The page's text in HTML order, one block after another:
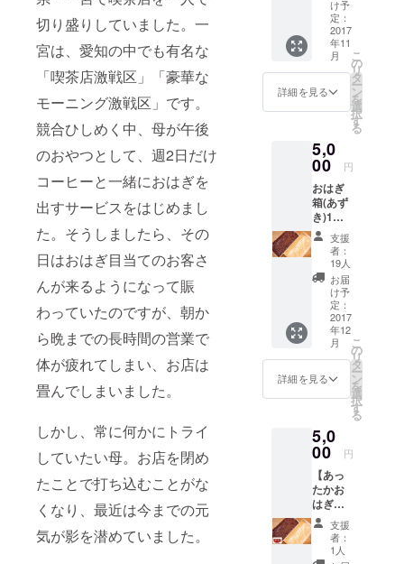
切り盛りしていました。一
宮は、愛知の中でも有名な
「喫茶店激戦区」「豪華な
モーニング激戦区」です。
競合ひしめく中、母が午後
のおやつとして、週2日だけ
コーヒーと一緒におはぎを
出すサービスをはじめまし
た。そうしましたら、その
日はおはぎ目当てのお客さ
んが来るようになって賑
わっていたのですが、朝か
ら晩までの長時間の営業で
体が疲れてしまい、お店は
畳んでしまいました。
しかし、常に何かにトライ
していたい母。お店を閉め
たことで打ち込むことがな
くなり、最近は今までの元
気が影を潜めていました。
STAND
さんで
のリ
ターン
につい
ては、
(金)15:0
0-19:00
11月25
日
(土)15:0
0-18:00
11月26
(日)15:0
0-18:00
のいず
れかの
日にち
を選ん
で、コ
メント
欄に添
MITTS
COFFE
STAND
さんで
生おは
ぎ箱(き
な粉)＋
はぎ1種
※1ドリ
ンクの
ご注文
をお願
いしま
す。
※MITTS
COFFE
E
STAND
さんで
のリ
ターン
につい
ては、
2017年
(金)15:0
0-19:00
11月25
日
(土)15:0
0-18:00
11月26
日
(日)15:0
0-18:00
け予
定：
2017
年11
月
詳細を見る
こ
の
リ
タ
ー
ン
を
選
択
す
る
5,0
00 円
おはぎ
箱(あず
き)1箱
＋おは
ぎ箱(き
な粉)1
箱＋ス
コップ
スプー
ン2本
支援
者：
19人
お届
け予
定：
2017
年12
月
詳細を見る
こ
の
リ
タ
ー
ン
を
選
択
す
る
5,0
00 円
【あっ
たかお
はぎ試
食@名
古屋】
名古
支援
者：
1人